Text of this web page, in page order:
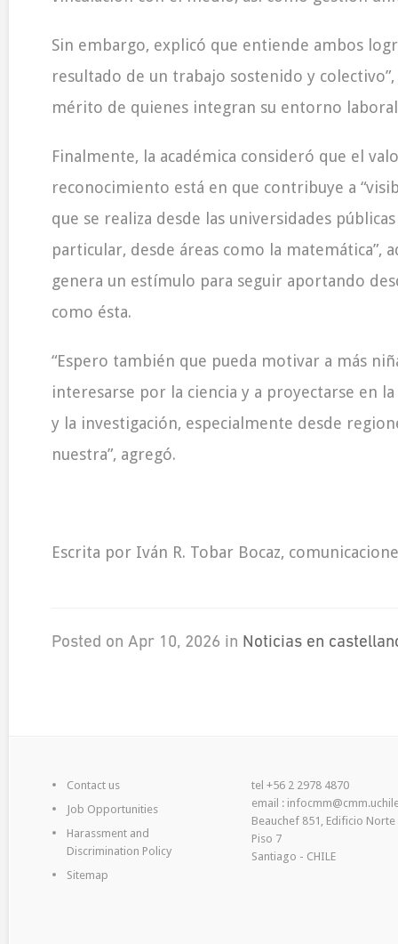
Sin embargo, explicó que entiende ambos
resultado de un trabajo sostenido y
mérito de quienes integran su entorno
Finalmente, la académica consideró que el
reconocimiento está en que contribuye a
que se realiza desde las universidades
particular, desde áreas como la matemática”,
genera un estímulo para seguir aportando
como ésta.
“Espero también que pueda motivar a más
interesarse por la ciencia y a proyectarse en
y la investigación, especialmente desde
nuestra”, agregó.
Escrita por Iván R. Tobar Bocaz,
Posted on Apr 10, 2026 in Noticias en
Contact us
Job Opportunities
Harassment and
Discrimination Policy
Sitemap
tel +56 2 2978 4870
email :
Beauchef 851, Edificio Norte
Piso 7
Santiago - CHILE